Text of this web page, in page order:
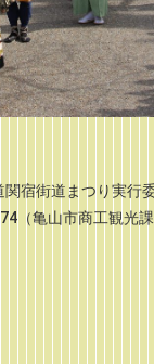
街道まつり実行
（亀山市商工観光課